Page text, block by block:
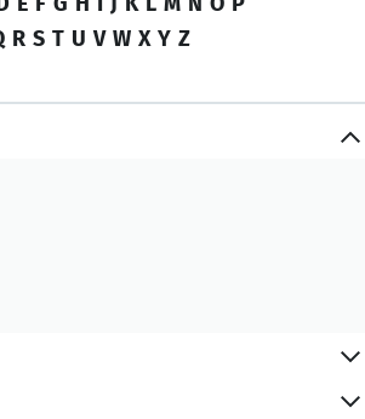
R S T U V W X Y Z